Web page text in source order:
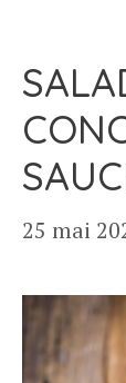
25 mai